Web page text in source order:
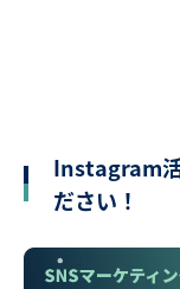
Instagram
ださい！